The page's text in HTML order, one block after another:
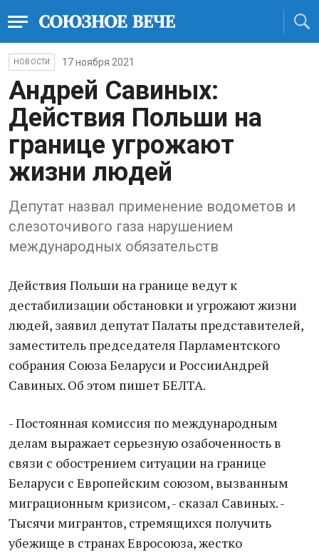
НОВОСТИ 17 ноября 2021
Андрей Савиных:
Действия Польши на
границе угрожают
жизни людей
Депутат назвал применение водометов и
слезоточивого газа нарушением
международных обязательств
Действия Польши на границе ведут к
дестабилизации обстановки и угрожают жизни
людей, заявил депутат Палаты представителей,
заместитель председателя Парламентского
собрания Союза Беларуси и РоссииАндрей
Савиных. Об этом пишет БЕЛТА.
- Постоянная комиссия по международным
делам выражает серьезную озабоченность в
связи с обострением ситуации на границе
Беларуси с Европейским союзом, вызванным
миграционным кризисом, - сказал Савиных. -
Тысячи мигрантов, стремящихся получить
убежище в странах Евросоюза, жестко